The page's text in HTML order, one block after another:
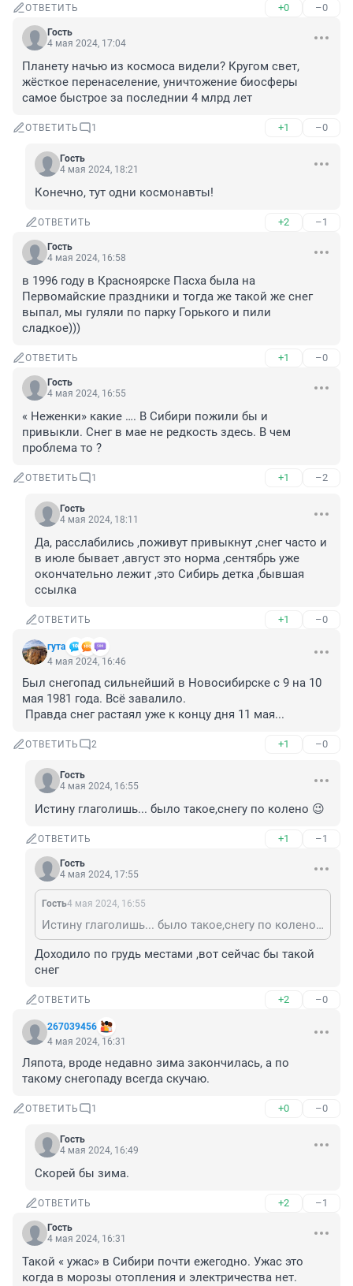
ОТВЕТИТЬ +0 –0
Гость
4 мая 2024, 17:04
Планету начью из космоса видели? Кругом свет,
жёсткое перенаселение, уничтожение биосферы
самое быстрое за последнии 4 млрд лет
ОТВЕТИТЬ 1 +1 –0
Гость
4 мая 2024, 18:21
Конечно, тут одни космонавты!
ОТВЕТИТЬ +2 –1
Гость
4 мая 2024, 16:58
в 1996 году в Красноярске Пасха была на
Первомайские праздники и тогда же такой же снег
выпал, мы гуляли по парку Горького и пили
сладкое)))
ОТВЕТИТЬ +1 –0
Гость
4 мая 2024, 16:55
« Неженки» какие …. В Сибири пожили бы и
привыкли. Снег в мае не редкость здесь. В чем
проблема то ?
ОТВЕТИТЬ 1 +1 –2
Гость
4 мая 2024, 18:11
Да, расслабились ,поживут привыкнут ,снег часто и
в июле бывает ,август это норма ,сентябрь уже
окончательно лежит ,это Сибирь детка ,бывшая
ссылка
ОТВЕТИТЬ +1 –0
гута
4 мая 2024, 16:46
Был снегопад сильнейший в Новосибирске с 9 на 10
мая 1981 года. Всё завалило.
Правда снег растаял уже к концу дня 11 мая...
ОТВЕТИТЬ 2 +1 –0
Гость
4 мая 2024, 16:55
Истину глаголишь... было такое,снегу по колено 😉
ОТВЕТИТЬ +1 –1
Гость
4 мая 2024, 17:55
Гость4 мая 2024, 16:55
Истину глаголишь... было такое,снегу по колено 😉
Доходило по грудь местами ,вот сейчас бы такой
снег
ОТВЕТИТЬ +2 –0
267039456
4 мая 2024, 16:31
Ляпота, вроде недавно зима закончилась, а по
такому снегопаду всегда скучаю.
ОТВЕТИТЬ 1 +0 –0
Гость
4 мая 2024, 16:49
Скорей бы зима.
ОТВЕТИТЬ +2 –1
Гость
4 мая 2024, 16:31
Такой « ужас» в Сибири почти ежегодно. Ужас это
когда в морозы отопления и электричества нет.